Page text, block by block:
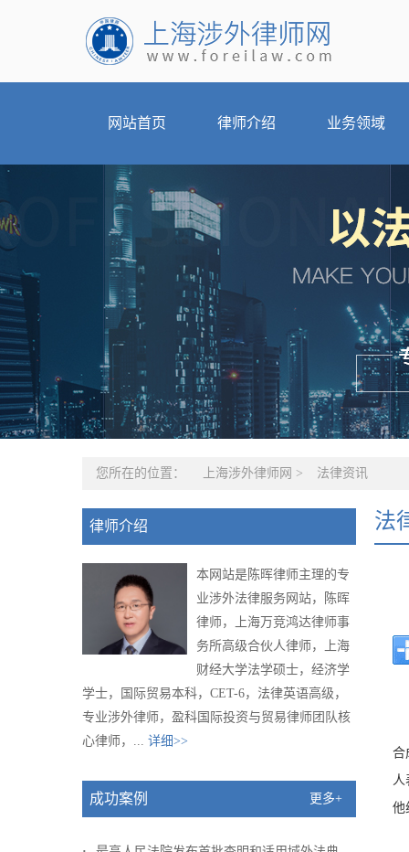
网站首页 律师介绍 业务领域
您所在的位置： 上海涉外律师网 > 法律资讯
律师介绍
本网站是陈晖律师主理的专
业涉外法律服务网站，陈晖
律师，上海万竞鸿达律师事
务所高级合伙人律师，上海
财经大学法学硕士，经济学
学士，国际贸易本科，CET-6，法律英语高级，
专业涉外律师，盈科国际投资与贸易律师团队核
心律师，... 详细>>
成功案例 更多+
法
合
人
他